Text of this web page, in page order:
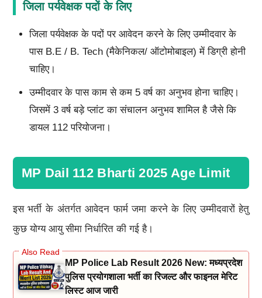
जिला पर्यवेक्षक पदों के लिए
जिला पर्यवेक्षक के पदों पर आवेदन करने के लिए उम्मीदवार के
पास B.E / B. Tech (मैकेनिकल/ ऑटोमोबाइल) में डिग्री होनी
चाहिए।
उम्मीदवार के पास काम से कम 5 वर्ष का अनुभव होना चाहिए।
जिसमें 3 वर्ष बड़े प्लांट का संचालन अनुभव शामिल है जैसे कि
डायल 112 परियोजना।
MP Dail 112 Bharti 2025 Age Limit
इस भर्ती के अंतर्गत आवेदन फार्म जमा करने के लिए उम्मीदवारों हेतु
कुछ योग्य आयु सीमा निर्धारित की गई है।
MP Police Lab Result 2026 New: मध्यप्रदेश
पुलिस प्रयोगशाला भर्ती का रिजल्ट और फाइनल मेरिट
लिस्ट आज जारी